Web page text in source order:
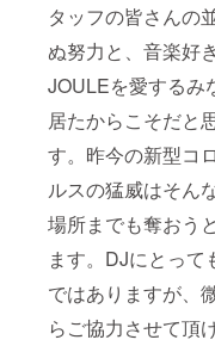
タッフの皆さんの
ぬ努力と、音楽好
JOULEを愛するみ
居たからこそだと
す。昨今の新型コ
ルスの猛威はそん
場所までも奪おう
ます。DJにとって
ではありますが、
らご協力させて頂